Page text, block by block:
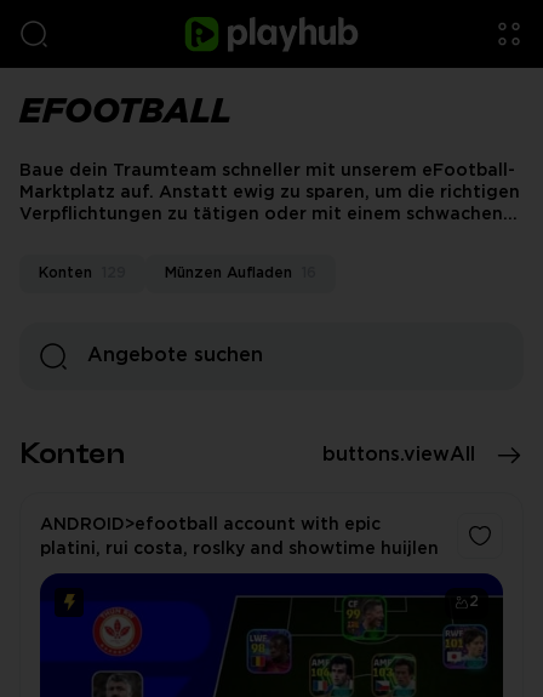
EFOOTBALL
Baue dein Traumteam schneller mit unserem eFootball-
Marktplatz auf. Anstatt ewig zu sparen, um die richtigen
Verpflichtungen zu tätigen oder mit einem schwachen
Steige ins Spiel ein mit einem stärkeren Kader, mehr
Konten Münzen Aufladen
Konten buttons.viewAll
2
ANDROID>efootball account with epic
platini, rui costa, roslky and showtime huijlen